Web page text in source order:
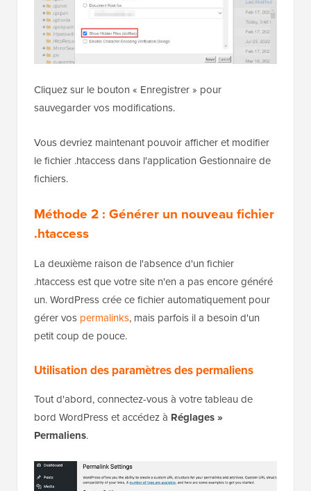
Cliquez sur le bouton « Enregistrer » pour
sauvegarder vos modifications.
Vous devriez maintenant pouvoir afficher et modifier
le fichier .htaccess dans l'application Gestionnaire de
fichiers.
Méthode 2 : Générer un nouveau fichier
.htaccess
La deuxième raison de l'absence d'un fichier
.htaccess est que votre site n'en a pas encore généré
un. WordPress crée ce fichier automatiquement pour
gérer vos permalinks, mais parfois il a besoin d'un
petit coup de pouce.
Utilisation des paramètres des permaliens
Tout d'abord, connectez-vous à votre tableau de
bord WordPress et accédez à Réglages »
Permaliens.